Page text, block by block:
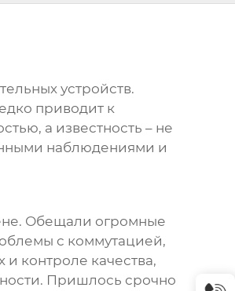
устройств.
приводит к
а известность – не
наблюдениями и
Обещали огромные
с коммутацией,
контроле качества,
Пришлось срочно